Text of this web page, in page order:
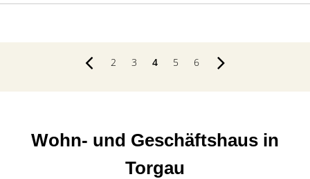
2 3 4 5 6
Wohn- und Geschäftshaus in
Torgau